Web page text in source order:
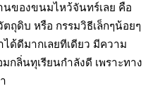
นของขนมไหว้จันทร์เลย คือ
ถุดิบ หรือ กรรมวิธีเล็กๆน้อยๆ
ด้ดีมากเลยทีเดียว มีความ
กลิ่นทุเรียนกำลังดี เพราะทาง